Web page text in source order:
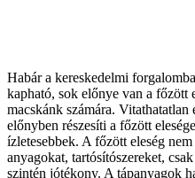
Habár a kereskedelmi
kapható, sok előnye van a főzött
macskánk számára.
előnyben részesíti a főzött
ízletesebbek. A főzött eleség
anyagokat, tartósítószereket,
szintén jótékony. A tápanyagok